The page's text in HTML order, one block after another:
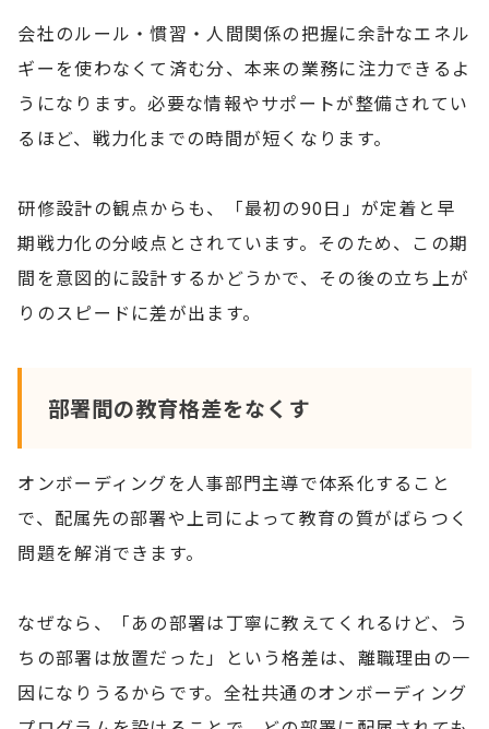
会社のルール・慣習・人間関係の把握に余計なエネル
ギーを使わなくて済む分、本来の業務に注力できるよ
うになります。必要な情報やサポートが整備されてい
るほど、戦力化までの時間が短くなります。
研修設計の観点からも、「最初の90日」が定着と早
期戦力化の分岐点とされています。そのため、この期
間を意図的に設計するかどうかで、その後の立ち上が
りのスピードに差が出ます。
部署間の教育格差をなくす
オンボーディングを人事部門主導で体系化すること
で、配属先の部署や上司によって教育の質がばらつく
問題を解消できます。
なぜなら、「あの部署は丁寧に教えてくれるけど、う
ちの部署は放置だった」という格差は、離職理由の一
因になりうるからです。全社共通のオンボーディング